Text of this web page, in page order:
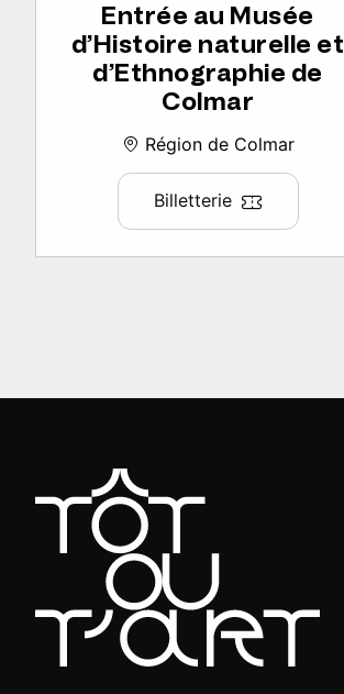
Entrée au Musée
d’Histoire naturelle et
d’Ethnographie de
Colmar
Région de Colmar
Billetterie